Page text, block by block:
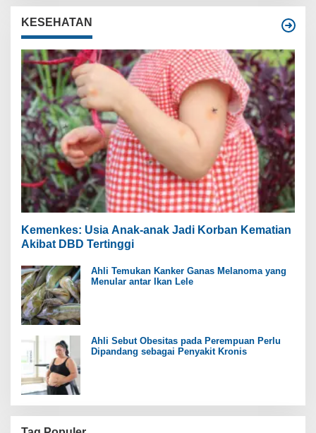
KESEHATAN
Kemenkes: Usia Anak-anak Jadi Korban Kematian
Akibat DBD Tertinggi
Ahli Temukan Kanker Ganas Melanoma yang
Menular antar Ikan Lele
Ahli Sebut Obesitas pada Perempuan Perlu
Dipandang sebagai Penyakit Kronis